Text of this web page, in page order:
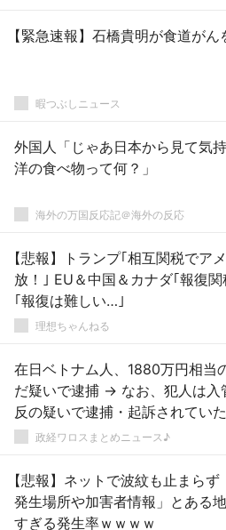
【緊急速報】石橋貴明が食道がん
暇つぶしニュース
外国人「じゃあ日本から見て気
洋の食べ物って何？」
海外の万国反応記＠海外の反応
【悲報】トランプ｢相互関税でア
放！｣ EU＆中国＆カナダ｢報復関
｢報復は難しい…｣
理想ちゃんねる
在日ベトナム人、1880万円相当
だ疑いで逮捕 → なお、犯人は入
反の疑いで逮捕・起訴されてい
→ ｗｗｗｗｗｗｗｗｗｗｗｗｗｗ
政経ワロスまとめニュース♪
【悲報】ネットで波紋も止まら
発生場所や加害者情報」とある
すぎる発生率ｗｗｗｗ